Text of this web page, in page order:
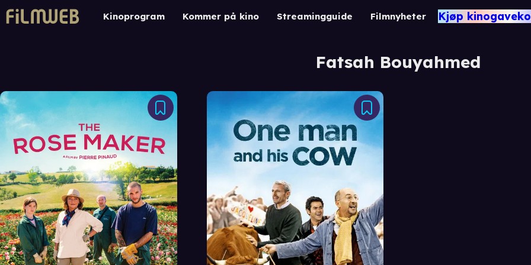
Kinoprogram Kommer på kino Streamingguide Filmnyheter Kjøp
Fatsah Bouyahmed